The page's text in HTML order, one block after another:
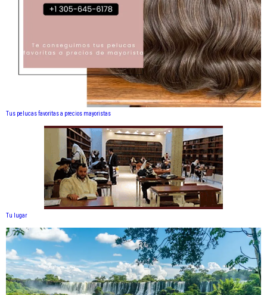
Tus pelucas favoritas a precios mayoristas
Tu lugar